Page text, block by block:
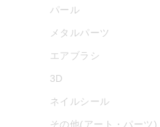
パール
メタルパーツ
エアブラシ
3D
ネイルシール
その他(アート・パーツ)